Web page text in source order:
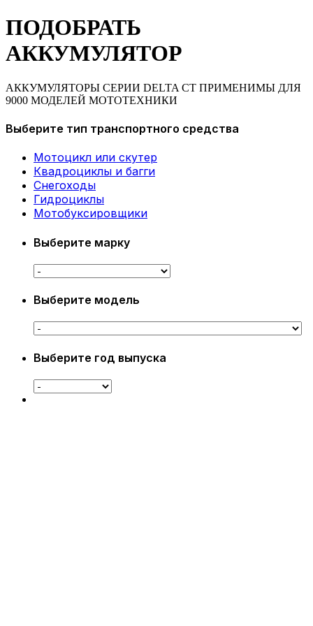
ПОДОБРАТЬ
АККУМУЛЯТОР
АККУМУЛЯТОРЫ СЕРИИ DELTA CT ПРИМЕНИМЫ ДЛЯ
9000 МОДЕЛЕЙ МОТОТЕХНИКИ
Выберите тип транспортного средства
Мотоцикл или скутер
Квадроциклы и багги
Снегоходы
Гидроциклы
Мотобуксировщики
Выберите марку
Выберите модель
Выберите год выпуска